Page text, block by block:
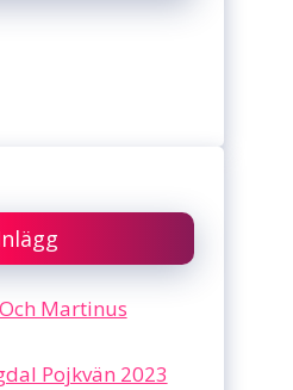
Martinus
Pojkvän 2023